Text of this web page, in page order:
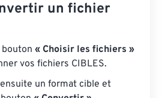
un fichier
« Choisir les fichiers »
vos fichiers CIBLES.
un format cible et